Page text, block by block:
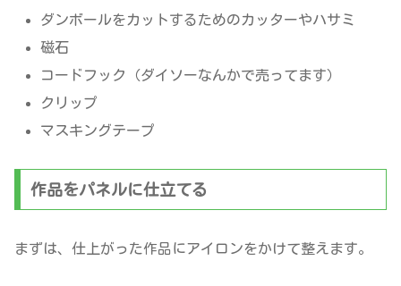
ダンボールをカットするためのカッターやハサミ
磁石
コードフック（ダイソーなんかで売ってます）
クリップ
マスキングテープ
作品をパネルに仕立てる
まずは、仕上がった作品にアイロンをかけて整えます。